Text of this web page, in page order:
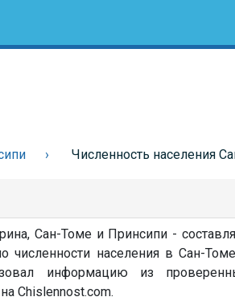
Численность населения
Сан-Томе и Принсипи -
численности населения в Сан-
информацию из
Chislennost.com.